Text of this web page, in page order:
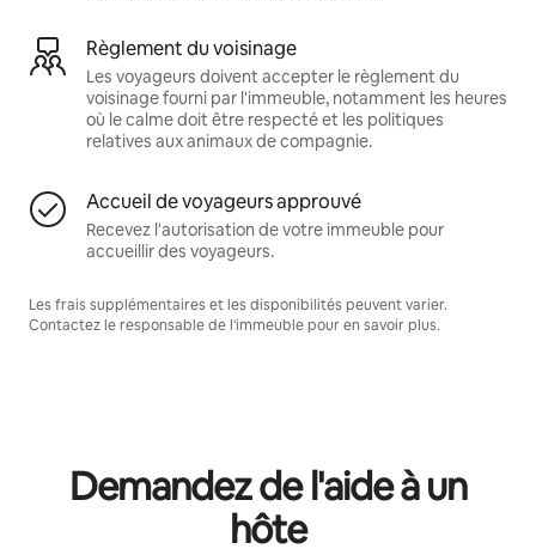
Règlement du voisinage
Les voyageurs doivent accepter le règlement du
voisinage fourni par l'immeuble, notamment les heures
où le calme doit être respecté et les politiques
relatives aux animaux de compagnie.
Accueil de voyageurs approuvé
Recevez l'autorisation de votre immeuble pour
accueillir des voyageurs.
Les frais supplémentaires et les disponibilités peuvent varier.
Contactez le responsable de l'immeuble pour en savoir plus.
Demandez de l'aide à un
hôte